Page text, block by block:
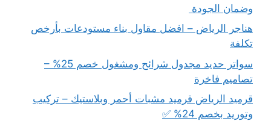
وضمان الجودة
هناجر الرياض – افضل مقاول بناء مستودعات بأرخص
تكلفة
سواتر حديد مجدول شرائح ومشغول خصم 25% –
تصاميم فاخرة
قرميد الرياض قرميد مشبات أحمر وبلاستيك – تركيب
وتوريد بخصم 24% ✅